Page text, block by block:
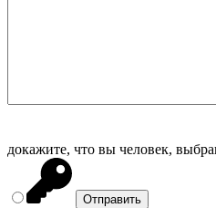
докажите, что вы человек,